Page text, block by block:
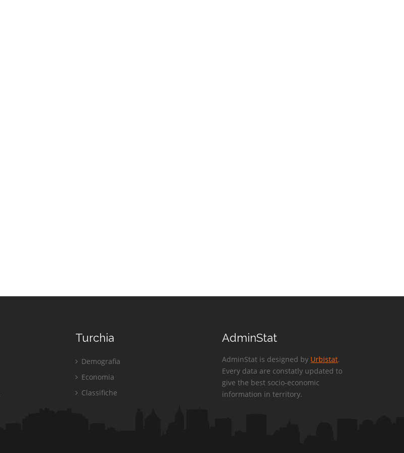
Turchia
Demografia
Economia
Classifiche
AdminStat
AdminStat is designed by Urbistat.
Every data are constatly updated to
give the best socio-economic
information in territory.